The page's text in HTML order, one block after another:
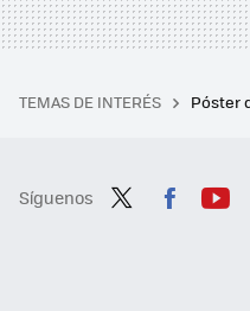
TEMAS DE INTERÉS Póster
Síguenos